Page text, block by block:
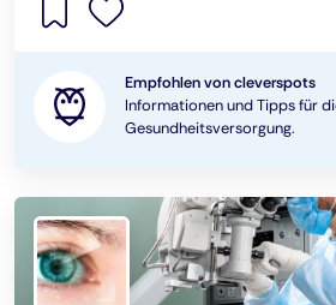
Empfohlen von cleverspots
Informationen und Tipps für
Gesundheitsversorgung.